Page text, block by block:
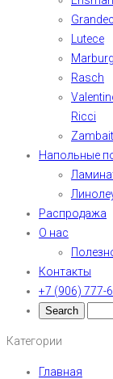
Lutece
Marburg
Rasch
Ricci
Напольные
Распродажа
О нас
Контакты
+7 (906) 777-
Категории
Главная